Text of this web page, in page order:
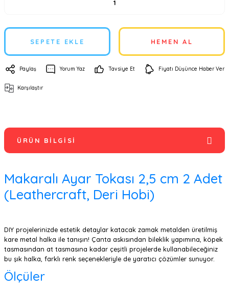
SEPETE EKLE HEMEN AL
Paylaş Yorum Yaz Tavsiye Et Fiyatı Düşünce Haber Ver
Karşılaştır
ÜRÜN BILGISI
Makaralı Ayar Tokası 2,5 cm 2 Adet
(Leathercraft, Deri Hobi)
DIY projelerinizde estetik detaylar katacak zamak metalden üretilmiş
kare metal halka ile tanışın! Çanta askısından bileklik yapımına, köpek
tasmasından at tasmasına kadar çeşitli projelerde kullanabileceğiniz
bu şık halka, farklı renk seçenekleriyle de yaratıcı çözümler sunuyor.
Ölçüler